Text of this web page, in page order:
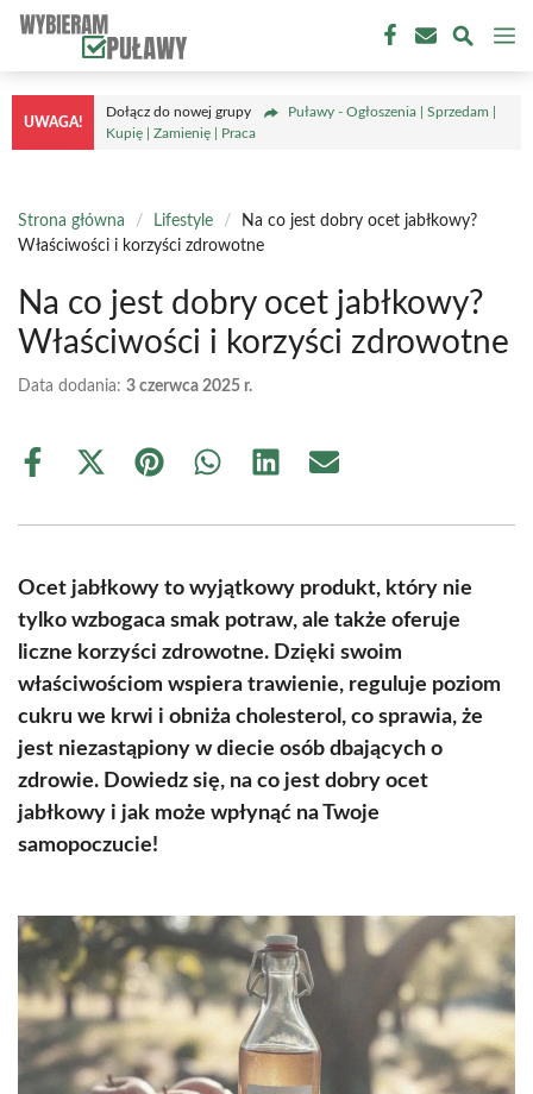
Przejdź
treści
UWAGA!
Dołącz do nowej grupy
Puławy - Ogłoszenia | Sprzedam |
Kupię | Zamienię | Praca
Strona główna / Lifestyle /
Na co jest dobry ocet jabłkowy?
Właściwości i korzyści zdrowotne
Na co jest dobry ocet jabłkowy?
Właściwości i korzyści zdrowotne
Data dodania: 3 czerwca 2025 r.
Share
Share
(Twitter)
Share Share Share Share
Ocet jabłkowy to wyjątkowy produkt, który nie
tylko wzbogaca smak potraw, ale także oferuje
liczne korzyści zdrowotne. Dzięki swoim
właściwościom wspiera trawienie, reguluje poziom
cukru we krwi i obniża cholesterol, co sprawia, że
jest niezastąpiony w diecie osób dbających o
zdrowie. Dowiedz się, na co jest dobry ocet
jabłkowy i jak może wpłynąć na Twoje
samopoczucie!